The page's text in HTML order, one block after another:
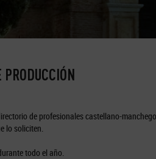
de profesionales castellano-
lo soliciten.
todo el año.